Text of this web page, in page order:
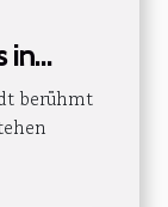
in
berühmt